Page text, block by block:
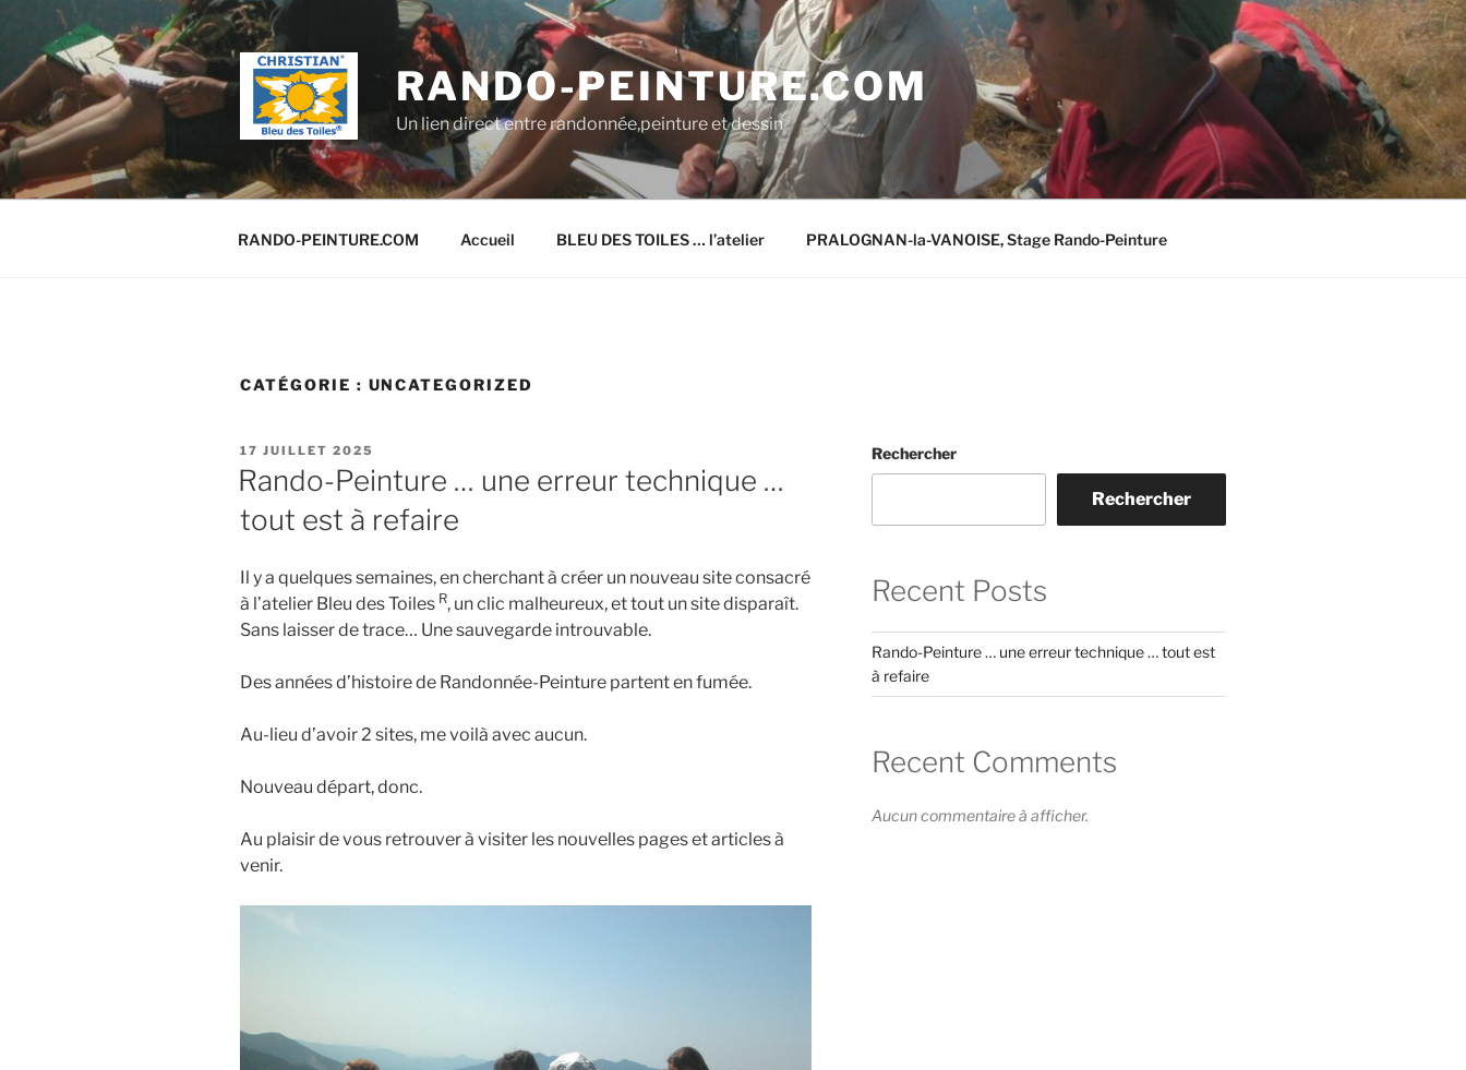
contenu
principal
RANDO-PEINTURE.COM
Un lien direct entre randonnée,peinture et dessin
RANDO-PEINTURE.COM Accueil BLEU DES TOILES … l’atelier PRALOGNAN-la-VANOISE, Stage Rando-Peinture
CATÉGORIE : UNCATEGORIZED
PUBLIÉ
LE
17 JUILLET 2025
Rando-Peinture … une erreur technique …
tout est à refaire
Il y a quelques semaines, en cherchant à créer un nouveau site consacré
à l’atelier Bleu des Toiles R, un clic malheureux, et tout un site disparaît.
Sans laisser de trace… Une sauvegarde introuvable.
Des années d’histoire de Randonnée-Peinture partent en fumée.
Au-lieu d’avoir 2 sites, me voilà avec aucun.
Nouveau départ, donc.
Au plaisir de vous retrouver à visiter les nouvelles pages et articles à
venir.
Rechercher
Rechercher
Recent Posts
Rando-Peinture … une erreur technique … tout est
à refaire
Recent Comments
Aucun commentaire à afficher.